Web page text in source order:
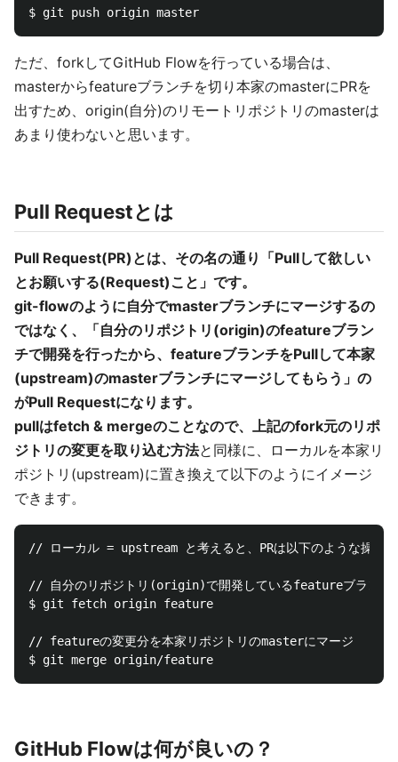
ただ、forkしてGitHub Flowを行っている場合は、
masterからfeatureブランチを切り本家のmasterにPRを
出すため、origin(自分)のリモートリポジトリのmasterは
あまり使わないと思います。
Pull Requestとは
Pull Request(PR)とは、その名の通り「Pullして欲しい
とお願いする(Request)こと」です。
git-flowのように自分でmasterブランチにマージするの
ではなく、「自分のリポジトリ(origin)のfeatureブラン
チで開発を行ったから、featureブランチをPullして本家
(upstream)のmasterブランチにマージしてもらう」の
がPull Requestになります。
pullはfetch & mergeのことなので、上記のfork元のリポ
ジトリの変更を取り込む方法と同様に、ローカルを本家リ
ポジトリ(upstream)に置き換えて以下のようにイメージ
できます。
// ローカル = upstream と考えると、PRは以下のような操作
// 自分のリポジトリ(origin)で開発しているfeatureブランチ
$ git fetch origin feature
// featureの変更分を本家リポジトリのmasterにマージ
GitHub Flowは何が良いの？